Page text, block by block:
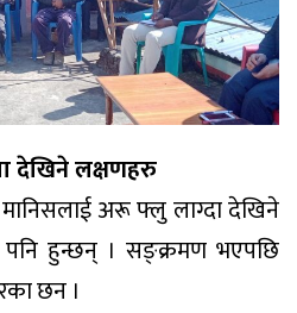
देखिने लक्षणहरु
अरू फ्लु लाग्दा देखिने
हुन्छन् । सङ्क्रमण भएपछि
छन ।